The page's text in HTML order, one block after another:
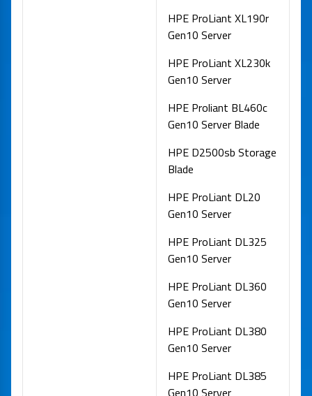
HPE ProLiant XL190r
Gen10 Server
HPE ProLiant XL230k
Gen10 Server
HPE Proliant BL460c
Gen10 Server Blade
HPE D2500sb Storage
Blade
HPE ProLiant DL20
Gen10 Server
HPE ProLiant DL325
Gen10 Server
HPE ProLiant DL360
Gen10 Server
HPE ProLiant DL380
Gen10 Server
HPE ProLiant DL385